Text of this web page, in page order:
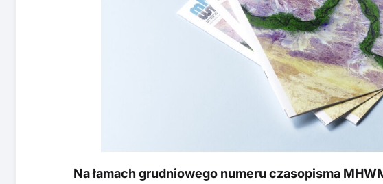
Na łamach grudniowego numeru czasopisma